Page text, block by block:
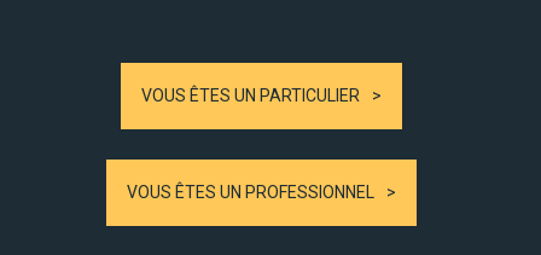
VOUS ÊTES UN PARTICULIER
VOUS ÊTES UN PROFESSIONNEL